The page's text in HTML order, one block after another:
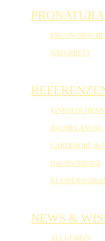
NATURBETT
RAUMPLANUNG
GARDEROBE &
DACHSCHRÄGE
NEWS &
ALLGEMEIN